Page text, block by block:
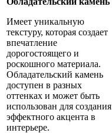
Имеет уникальную
текстуру, которая создает
впечатление
дорогостоящего и
роскошного материала.
Обладательский камень
доступен в разных
оттенках и может быть
использован для создания
эффектного акцента в
интерьере.